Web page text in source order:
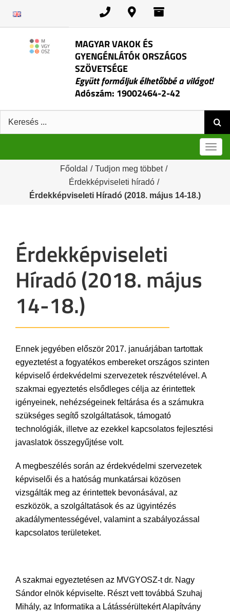
MAGYAR VAKOK ÉS
GYENGÉNLÁTÓK ORSZÁGOS
SZÖVETSÉGE
Együtt formáljuk élhetőbbé a világot!
Adószám: 19002464-2-42
Keresés:
Főoldal / Tudjon meg többet /
Érdekképviseleti híradó /
Érdekképviseleti Híradó (2018. május 14-18.)
Érdekképviseleti
Híradó (2018. május
14-18.)
Ennek jegyében először 2017. januárjában tartottak
egyeztetést a fogyatékos embereket országos szinten
képviselő érdekvédelmi szervezetek részvételével. A
szakmai egyeztetés elsődleges célja az érintettek
igényeinek, nehézségeinek feltárása és a számukra
szükséges segítő szolgáltatások, támogató
technológiák, illetve az ezekkel kapcsolatos fejlesztési
javaslatok összegyűjtése volt.
A megbeszélés során az érdekvédelmi szervezetek
képviselői és a hatóság munkatársai közösen
vizsgálták meg az érintettek bevonásával, az
eszközök, a szolgáltatások és az ügyintézés
akadálymentességével, valamint a szabályozással
kapcsolatos területeket.
A szakmai egyeztetésen az MVGYOSZ-t dr. Nagy
Sándor elnök képviselte. Részt vett továbbá Szuhaj
Mihály, az Informatika a Látássérültekért Alapítvány